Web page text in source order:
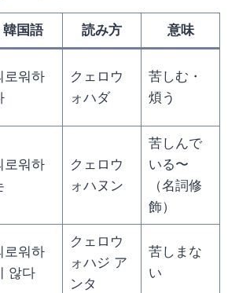
韓国語 読み方 意味
로워하
クェロウ
ォハダ
苦しむ・
煩う
로워하
クェロウ
ォハヌン
苦しんで
いる〜
（名詞修
飾）
로워하
않다
クェロウ
ォハジ ア
ンタ
苦しまな
い